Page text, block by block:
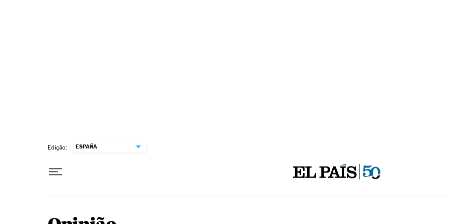
Edição: ESPAÑA